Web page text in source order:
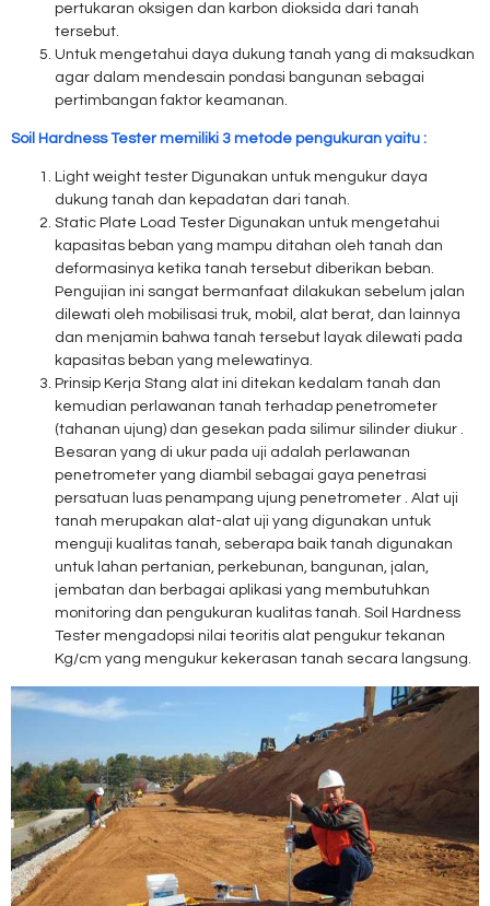
pertukaran oksigen dan karbon dioksida dari tanah
tersebut.
Untuk mengetahui daya dukung tanah yang di maksudkan
agar dalam mendesain pondasi bangunan sebagai
pertimbangan faktor keamanan.
Soil Hardness Tester memiliki 3 metode pengukuran yaitu :
Light weight tester Digunakan untuk mengukur daya
dukung tanah dan kepadatan dari tanah.
Static Plate Load Tester Digunakan untuk mengetahui
kapasitas beban yang mampu ditahan oleh tanah dan
deformasinya ketika tanah tersebut diberikan beban.
Pengujian ini sangat bermanfaat dilakukan sebelum jalan
dilewati oleh mobilisasi truk, mobil, alat berat, dan lainnya
dan menjamin bahwa tanah tersebut layak dilewati pada
kapasitas beban yang melewatinya.
Prinsip Kerja Stang alat ini ditekan kedalam tanah dan
kemudian perlawanan tanah terhadap penetrometer
(tahanan ujung) dan gesekan pada silimur silinder diukur .
Besaran yang di ukur pada uji adalah perlawanan
penetrometer yang diambil sebagai gaya penetrasi
persatuan luas penampang ujung penetrometer . Alat uji
tanah merupakan alat-alat uji yang digunakan untuk
menguji kualitas tanah, seberapa baik tanah digunakan
untuk lahan pertanian, perkebunan, bangunan, jalan,
jembatan dan berbagai aplikasi yang membutuhkan
monitoring dan pengukuran kualitas tanah. Soil Hardness
Tester mengadopsi nilai teoritis alat pengukur tekanan
Kg/cm yang mengukur kekerasan tanah secara langsung.